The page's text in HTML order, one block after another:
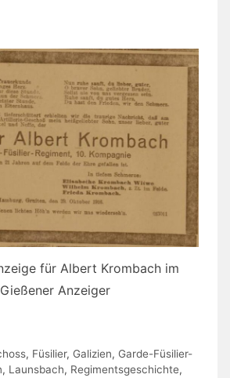
für Albert Krombach im
Gießener Anzeiger
, Füsilier, Galizien, Garde-Füsilier-
, Launsbach, Regimentsgeschichte,